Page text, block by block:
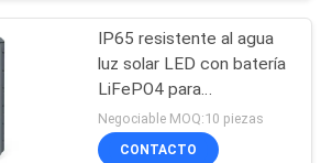
IP65 resistente al agua
luz solar LED con batería
LiFePO4 para
aparcamiento de jardín
Negociable MOQ:10 piezas
CONTACTO